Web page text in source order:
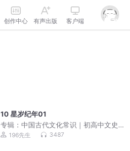
创作中心 有声出版 客户端
10 星岁纪年01
专辑：中国古代文化常识｜初高中文史
积累，公务员考研文史常识必读｜一代
196先生 3487